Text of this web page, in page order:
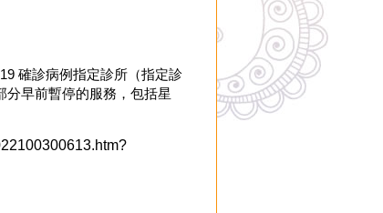
確診病例指定診所（指定診
分早前暫停的服務，包括星